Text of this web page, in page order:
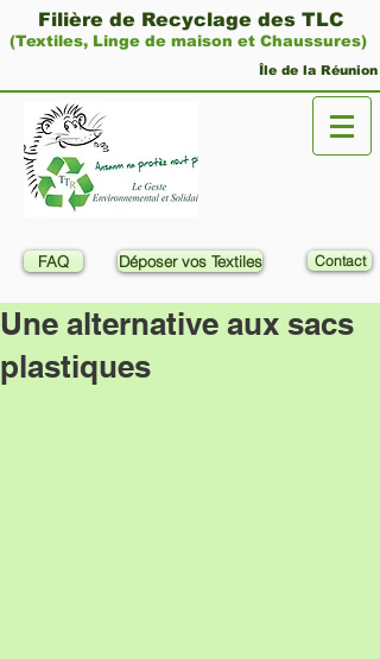
Filière de Recyclage des TLC
(Textiles, Linge de maison et Chaussures)
Île de la Réunion
FAQ Déposer vos Textiles Contact
Une alternative aux sacs
plastiques